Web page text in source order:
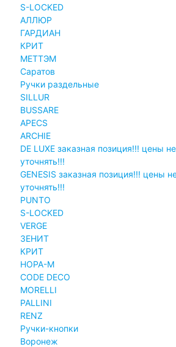
S-LOCKED
АЛЛЮР
ГАРДИАН
КРИТ
МЕТТЭМ
Саратов
Ручки раздельные
SILLUR
BUSSARE
APECS
ARCHIE
DE LUXE заказная позиция!!! цены
уточнять!!!
GENESIS заказная позиция!!! цены
уточнять!!!
PUNTO
S-LOCKED
VERGE
ЗЕНИТ
КРИТ
НОРА-М
CODE DECO
MORELLI
PALLINI
RENZ
Ручки-кнопки
Воронеж